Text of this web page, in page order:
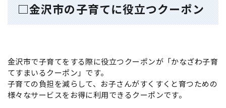
□金沢市の子育てに役立つクーポン
金沢市で子育てをする際に役立つクーポンが「かなざわ子育
てすまいるクーポン」です。
子育ての負担を減らして、お子さんがすくすくと育つための
様々なサービスをお得に利用できるクーポンです。